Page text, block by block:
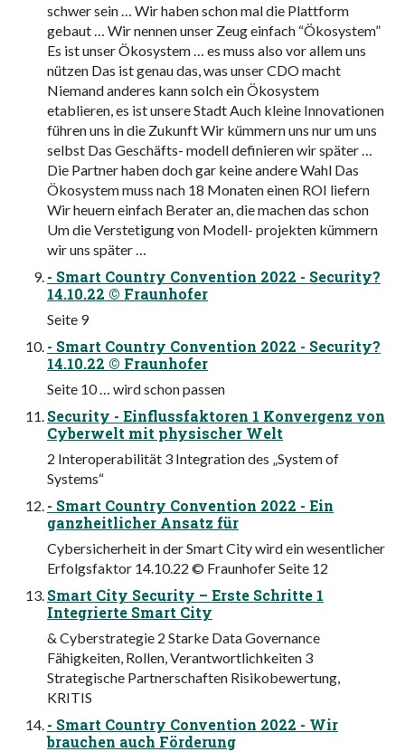
schwer sein … Wir haben schon mal die Plattform
gebaut … Wir nennen unser Zeug einfach “Ökosystem”
Es ist unser Ökosystem … es muss also vor allem uns
nützen Das ist genau das, was unser CDO macht
Niemand anderes kann solch ein Ökosystem
etablieren, es ist unsere Stadt Auch kleine Innovationen
führen uns in die Zukunft Wir kümmern uns nur um uns
selbst Das Geschäfts- modell definieren wir später …
Die Partner haben doch gar keine andere Wahl Das
Ökosystem muss nach 18 Monaten einen ROI liefern
Wir heuern einfach Berater an, die machen das schon
Um die Verstetigung von Modell- projekten kümmern
wir uns später …
- Smart Country Convention 2022 - Security?
14.10.22 © Fraunhofer
Seite 9
- Smart Country Convention 2022 - Security?
14.10.22 © Fraunhofer
Seite 10 … wird schon passen
Security - Einflussfaktoren 1 Konvergenz von
Cyberwelt mit physischer Welt
2 Interoperabilität 3 Integration des „System of
Systems“
- Smart Country Convention 2022 - Ein
ganzheitlicher Ansatz für
Cybersicherheit in der Smart City wird ein wesentlicher
Erfolgsfaktor 14.10.22 © Fraunhofer Seite 12
Smart City Security – Erste Schritte 1
Integrierte Smart City
& Cyberstrategie 2 Starke Data Governance
Fähigkeiten, Rollen, Verantwortlichkeiten 3
Strategische Partnerschaften Risikobewertung,
KRITIS
- Smart Country Convention 2022 - Wir
brauchen auch Förderung